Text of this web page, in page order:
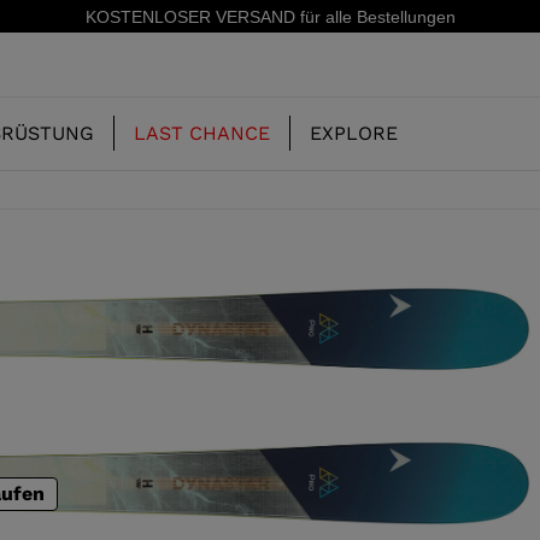
% Rabatt auf Ihre erste Bestellung: Abonnieren Sie unseren
KINDER
LAST CHANCE EXPLORE
UNSERE
GESCHICHTE
SHADOW
LX